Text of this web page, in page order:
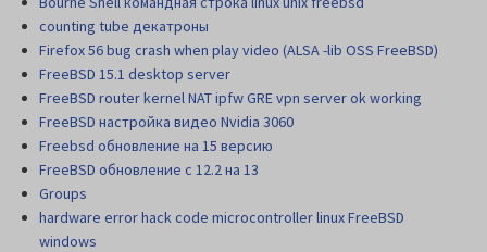
counting tube декатроны
Firefox 56 bug crash when play video (ALSA -lib OSS FreeBSD)
FreeBSD 15.1 desktop server
FreeBSD router kernel NAT ipfw GRE vpn server ok working
FreeBSD настройка видео Nvidia 3060
Freebsd обновление на 15 версию
FreeBSD обновление с 12.2 на 13
Groups
hardware error hack code microcontroller linux FreeBSD
windows